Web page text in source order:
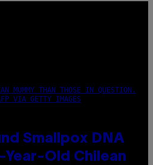
MUMMY THAN THOSE IN QUESTION.
VIA GETTY IMAGES
Smallpox DNA
Year-Old Chilean